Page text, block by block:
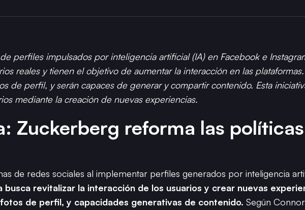
perfiles impulsados por inteligencia artificial (IA) en Facebook e
reales y tienen el objetivo de aumentar la interacción en las
de perfil, y serán capaces de generar y compartir contenido. Esta
mediante la creación de nuevas experiencias.
Zuckerberg reforma las
de redes sociales al implementar perfiles generados por inteligencia
busca revitalizar la interacción de los usuarios y crear nuevas
de perfil, y capacidades generativas de contenido. Según